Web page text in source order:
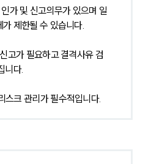
가 및 신고의무가 있으며 일
제한될 수 있습니다.
고가 필요하고 결격사유 검
니다.
스크 관리가 필수적입니다.